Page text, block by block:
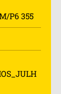
P6 355